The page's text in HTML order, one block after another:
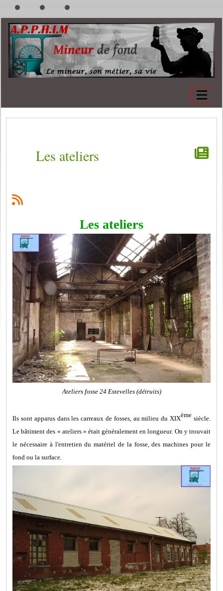
Les ateliers
Les ateliers
Ateliers fosse 24 Estevelles (détruits)
Ils sont apparus dans les carreaux de fosses, au milieu du XIXème siècle.
Le bâtiment des « ateliers » était généralement en longueur. On y trouvait
le nécessaire à l'entretien du matériel de la fosse, des machines pour le
fond ou la surface.